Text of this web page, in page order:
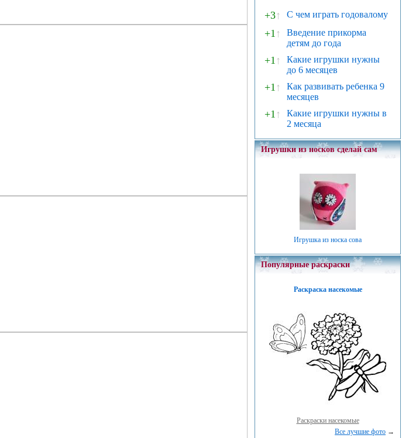
+3↑ С чем играть годовалому
+1↑
Введение прикорма
детям до года
+1↑
Какие игрушки нужны
до 6 месяцев
+1↑
Как развивать ребенка 9
месяцев
+1↑
Какие игрушки нужны в
2 месяца
Игрушки из носков сделай сам
Игрушка из носка сова
Популярные раскраски
Раскраска насекомые
Раскраски насекомые
Все лучшие фото →